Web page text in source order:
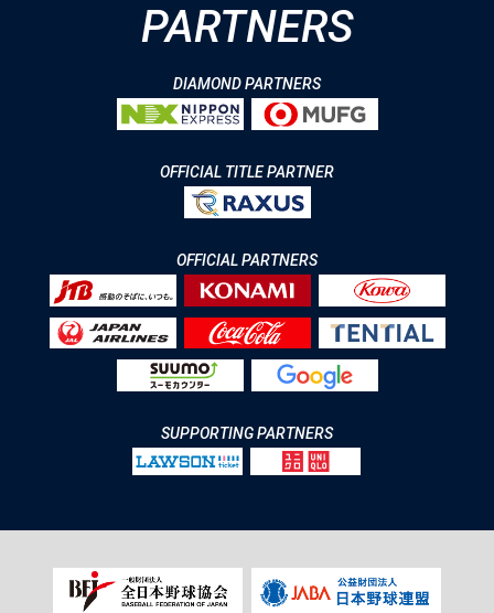
PARTNERS
DIAMOND PARTNERS
OFFICIAL TITLE PARTNER
OFFICIAL PARTNERS
SUPPORTING PARTNERS